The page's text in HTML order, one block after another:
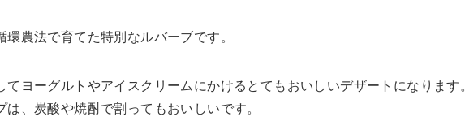
農法で育てた特別なルバーブです。
ヨーグルトやアイスクリームにかけるとてもおいしいデザートになります。
、炭酸や焼酎で割ってもおいしいです。